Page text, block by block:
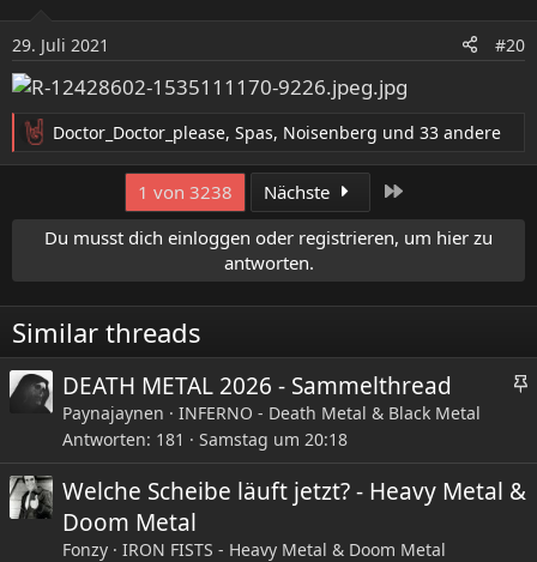
29. Juli 2021 #20
R
e
o
n
e
n
:
Doctor_Doctor_please, Spas, Noisenberg und 33 andere
1 von 3238 Nächste
Du musst dich einloggen oder registrieren, um hier zu
antworten.
Similar threads
e
DEATH METAL 2026 - Sammelthread
Paynajaynen
INFERNO - Death Metal & Black Metal
Antworten 181 Samstag um 20:18
Welche Scheibe läuft jetzt? - Heavy Metal &
Doom Metal
Fonzy
IRON FISTS - Heavy Metal & Doom Metal